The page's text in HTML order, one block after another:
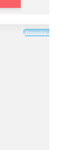
Novinka